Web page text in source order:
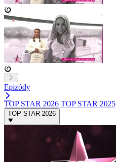
Epizódy
TOP STAR 2026 TOP STAR 2025
TOP STAR 2026